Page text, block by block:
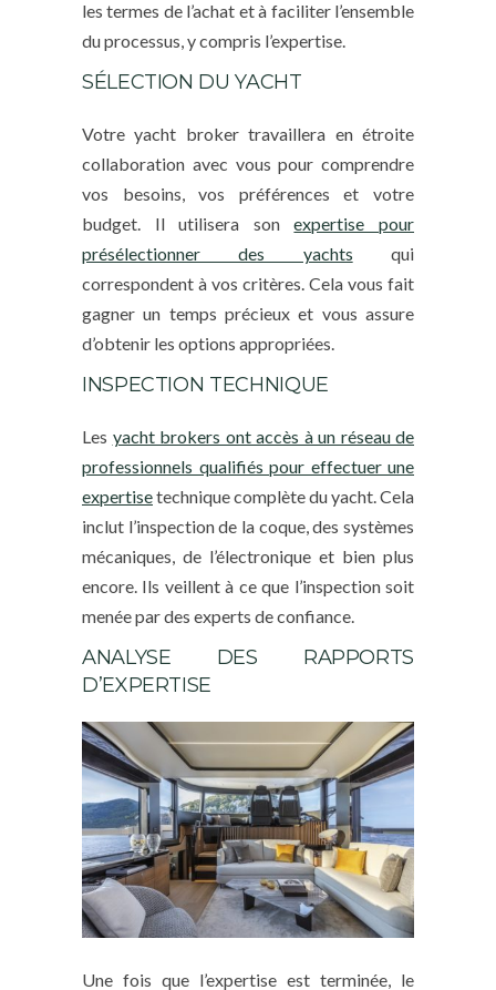
les termes de l’achat et à faciliter l’ensemble
du processus, y compris l’expertise.
SÉLECTION DU YACHT
Votre yacht broker travaillera en étroite
collaboration avec vous pour comprendre
vos besoins, vos préférences et votre
budget. Il utilisera sonexpertise pour
présélectionner des yachts qui
correspondent à vos critères. Cela vous fait
gagner un temps précieux et vous assure
d’obtenir les options appropriées.
INSPECTION TECHNIQUE
Les yacht brokers ont accès à un réseau de
professionnels qualifiés pour effectuer une
expertisetechnique complète du yacht. Cela
inclut l’inspection de la coque, des systèmes
mécaniques, de l’électronique et bien plus
encore. Ils veillent à ce que l’inspection soit
menée par des experts de confiance.
ANALYSE DES RAPPORTS
D’EXPERTISE
Une fois que l’expertise est terminée, le